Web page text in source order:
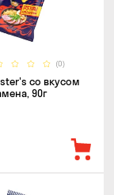
(0)
со вкусом
90г